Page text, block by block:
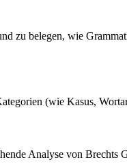
zu belegen, wie
(wie Kasus,
Analyse von